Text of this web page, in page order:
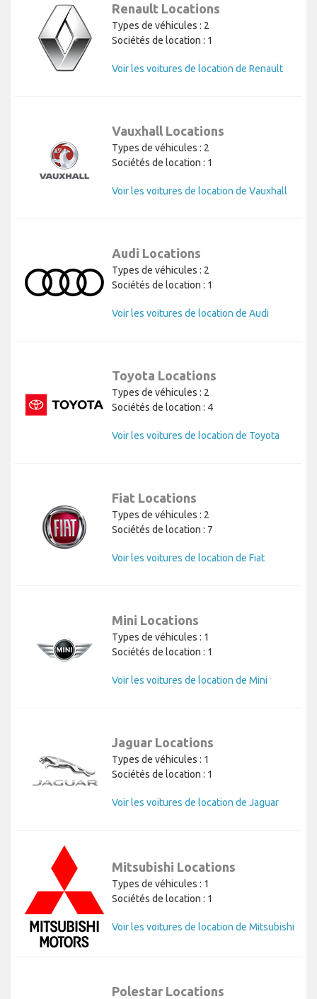
Renault Locations
Types de véhicules : 2
Sociétés de location : 1
Voir les voitures de location de Renault
Vauxhall Locations
Types de véhicules : 2
Sociétés de location : 1
Voir les voitures de location de Vauxhall
Audi Locations
Types de véhicules : 2
Sociétés de location : 1
Voir les voitures de location de Audi
Toyota Locations
Types de véhicules : 2
Sociétés de location : 4
Voir les voitures de location de Toyota
Fiat Locations
Types de véhicules : 2
Sociétés de location : 7
Voir les voitures de location de Fiat
Mini Locations
Types de véhicules : 1
Sociétés de location : 1
Voir les voitures de location de Mini
Jaguar Locations
Types de véhicules : 1
Sociétés de location : 1
Voir les voitures de location de Jaguar
Mitsubishi Locations
Types de véhicules : 1
Sociétés de location : 1
Voir les voitures de location de Mitsubishi
Polestar Locations